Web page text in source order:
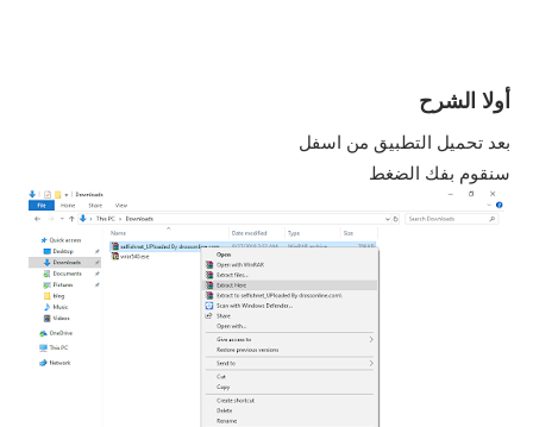
أولا الشرح
بعد تحميل التطبيق من اسفل
سنقوم بفك الضغط